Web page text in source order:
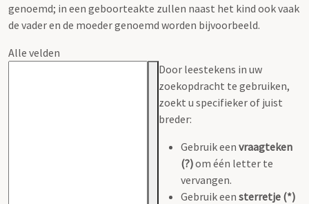
genoemd; in een geboorteakte zullen naast het kind ook vaak
de vader en de moeder genoemd worden bijvoorbeeld.
Alle velden
Door leestekens in uw
zoekopdracht te gebruiken,
zoekt u specifieker of juist
breder:
Gebruik een vraagteken
(?)om één letter te
vervangen.
Gebruik een sterretje (*)